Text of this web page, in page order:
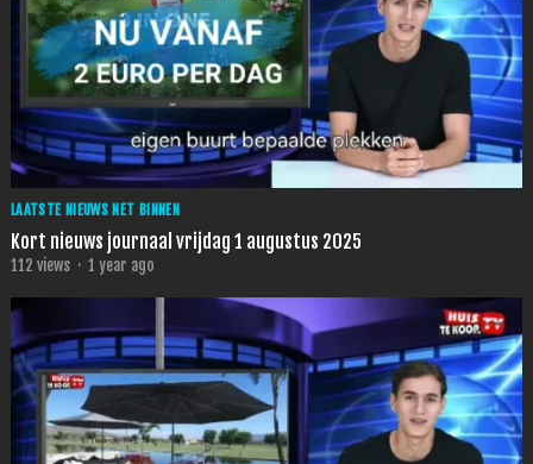
LAATSTE NIEUWS NET BINNEN
Kort nieuws journaal vrijdag 1 augustus 2025
112 views · 1 year ago